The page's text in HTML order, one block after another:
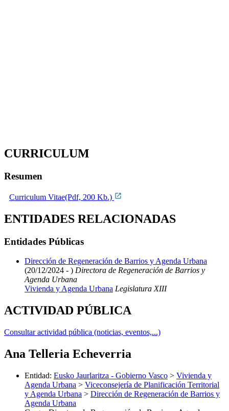
CURRICULUM
Resumen
Curriculum Vitae(Pdf, 200 Kb.)
ENTIDADES RELACIONADAS
Entidades Públicas
Dirección de Regeneración de Barrios y Agenda Urbana
(20/12/2024 - ) Directora de Regeneración de Barrios y
Agenda Urbana
Vivienda y Agenda Urbana Legislatura XIII
ACTIVIDAD PÚBLICA
Consultar actividad pública (noticias, eventos,...)
Ana Telleria Echeverria
Entidad: Eusko Jaurlaritza - Gobierno Vasco > Vivienda y
Agenda Urbana > Viceconsejería de Planificación Territorial
y Agenda Urbana > Dirección de Regeneración de Barrios y
Agenda Urbana